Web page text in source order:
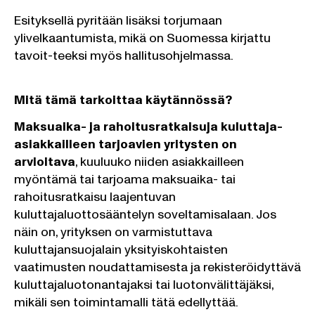
Esityksellä pyritään lisäksi torjumaan
ylivelkaantumista, mikä on Suomessa kirjattu
tavoit-teeksi myös hallitusohjelmassa.
Mitä tämä tarkoittaa käytännössä?
Maksuaika- ja rahoitusratkaisuja kuluttaja-
asiakkailleen tarjoavien yritysten on
arvioitava, kuuluuko niiden asiakkailleen
myöntämä tai tarjoama maksuaika- tai
rahoitusratkaisu laajentuvan
kuluttajaluottosääntelyn soveltamisalaan. Jos
näin on, yrityksen on varmistuttava
kuluttajansuojalain yksityiskohtaisten
vaatimusten noudattamisesta ja rekisteröidyttävä
kuluttajaluotonantajaksi tai luotonvälittäjäksi,
mikäli sen toimintamalli tätä edellyttää.